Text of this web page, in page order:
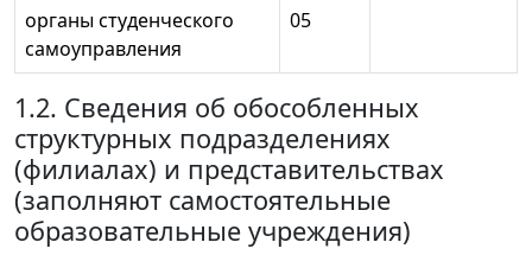
органы студенческого
самоуправления
05
1.2. Сведения об обособленных
структурных подразделениях
(филиалах) и представительствах
(заполняют самостоятельные
образовательные учреждения)